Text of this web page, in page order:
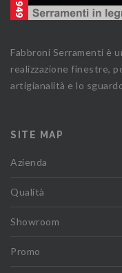
Fabbroni Serramenti è
realizzazione finestre,
artigianalità e lo
SITE MAP
Azienda
Qualità
Showroom
Promo